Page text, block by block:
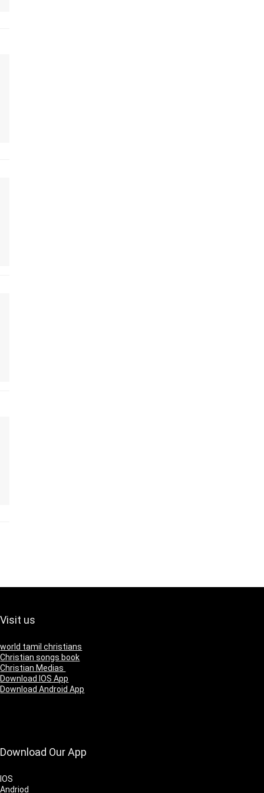
Visit us
world tamil christians
Christian songs book
Christian Medias
Download IOS App
Download Android App
Download Our App
IOS
Andriod